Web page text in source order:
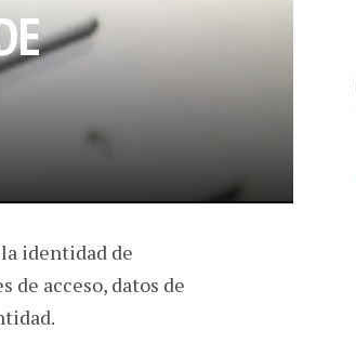
identidad de
de acceso, datos de